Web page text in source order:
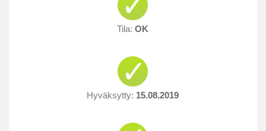
Tila:OK
Hyväksytty: 15.08.2019